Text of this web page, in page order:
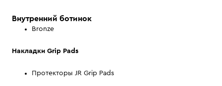
Внутренний ботинок
Bronze
Накладки Grip Pads
Протекторы JR Grip Pads